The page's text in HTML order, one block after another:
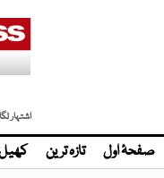
اشتہار
صفحۂ اول تازہ ترین